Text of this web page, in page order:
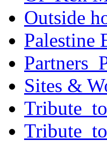
Outside
Palestine
Sites &